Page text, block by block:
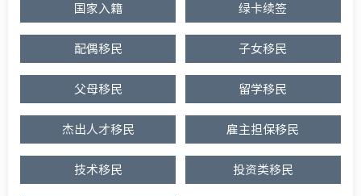
国家入籍 绿卡续签
配偶移民 子女移民
父母移民 留学移民
杰出人才移民 雇主担保移民
技术移民 投资类移民